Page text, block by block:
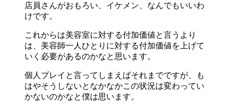
店員さんがおもろい、イケメン、なんでもいいわ
けです。
これからは美容室に対する付加価値と言うより
は、美容師一人ひとりに対する付加価値を上げて
いく必要があるのかなと思います。
個人プレイと言ってしまえばそれまでですが、も
はやそうしないとなかなかこの状況は変わってい
かないのかなと僕は思います。